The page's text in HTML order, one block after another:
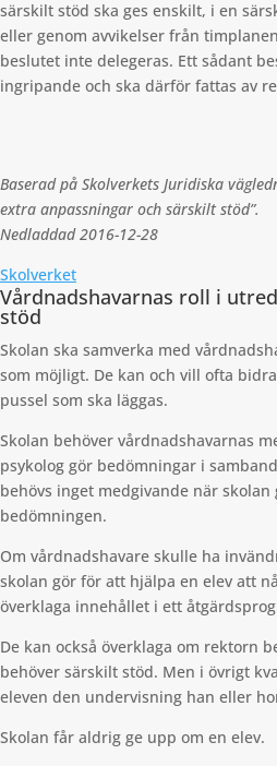
särskilt stöd ska ges enskilt, i en
eller genom avvikelser från
beslutet inte delegeras. Ett sådant
ingripande och ska därför fattas av
Baserad på Skolverkets Juridiska
extra anpassningar och särskilt stöd”.
Nedladdad 2016-12-28
Skolverket
Vårdnadshavarnas roll i
stöd
Skolan ska samverka med
som möjligt. De kan och vill ofta
pussel som ska läggas.
Skolan behöver vårdnadshavarnas
psykolog gör bedömningar i
behövs inget medgivande när skolan
bedömningen.
Om vårdnadshavare skulle ha
skolan gör för att hjälpa en elev att
överklaga innehållet i ett
De kan också överklaga om rektorn
behöver särskilt stöd. Men i övrigt
eleven den undervisning han eller
Skolan får aldrig ge upp om en elev.